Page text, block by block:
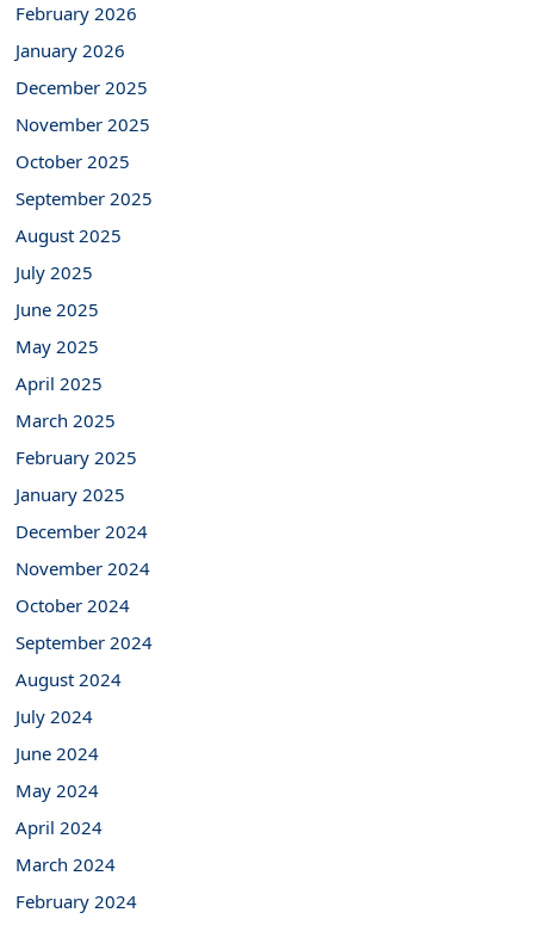
February 2026
January 2026
December 2025
November 2025
October 2025
September 2025
August 2025
July 2025
June 2025
May 2025
April 2025
March 2025
February 2025
January 2025
December 2024
November 2024
October 2024
September 2024
August 2024
July 2024
June 2024
May 2024
April 2024
March 2024
February 2024